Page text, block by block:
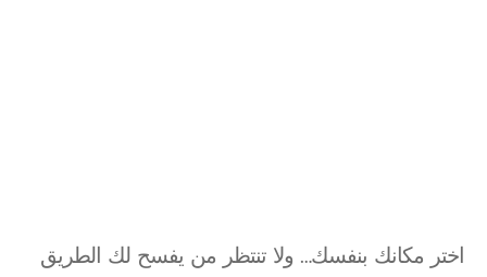
اختر مكانك بنفسك… ولا تنتظر من يفسح لك الطريق